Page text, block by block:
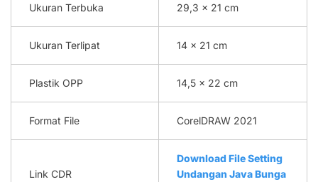
Ukuran Terbuka 29,3 x 21 cm
Ukuran Terlipat 14 x 21 cm
Plastik OPP 14,5 x 22 cm
Format File CorelDRAW 2021
Link CDR
Download File Setting
Undangan Java Bunga